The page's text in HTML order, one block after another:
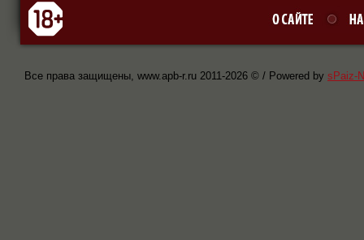
Все права защищены, www.apb-r.ru 2011-2026 © / Powered by sPaiz-